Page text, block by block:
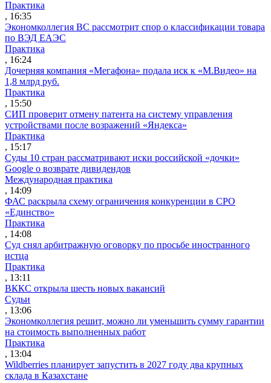
Практика
, 16:35
Экономколлегия ВС рассмотрит спор о классификации товара
по ВЭД ЕАЭС
Практика
, 16:24
Дочерняя компания «Мегафона» подала иск к «М.Видео» на
1,8 млрд руб.
Практика
, 15:50
СИП проверит отмену патента на систему управления
устройствами после возражений «Яндекса»
Практика
, 15:17
Суды 10 стран рассматривают иски российской «дочки»
Google о возврате дивидендов
Международная практика
, 14:09
ФАС раскрыла схему ограничения конкуренции в СРО
«Единство»
Практика
, 14:08
Суд снял арбитражную оговорку по просьбе иностранного
истца
Практика
, 13:11
ВККС открыла шесть новых вакансий
Судьи
, 13:06
Экономколлегия решит, можно ли уменьшить сумму гарантии
на стоимость выполненных работ
Практика
, 13:04
Wildberries планирует запустить в 2027 году два крупных
склада в Казахстане